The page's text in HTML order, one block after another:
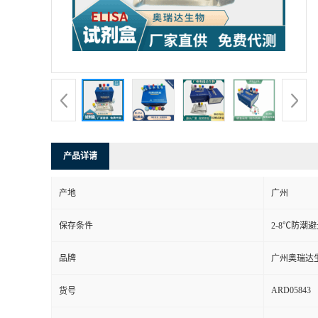
产品详请
产地 广州
保存条件 2-8℃防潮避
品牌 广州奥瑞达
货号 ARD05843